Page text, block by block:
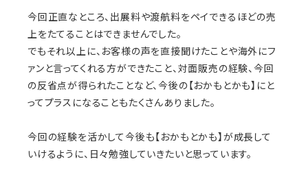
今回正直なところ、出展料や渡航料をペイできるほどの売
上をたてることはできませんでした。
でもそれ以上に、お客様の声を直接聞けたことや海外にフ
ァンと言ってくれる方ができたこと、対面販売の経験、今回
の反省点が得られたことなど、今後の【おかもとかも】にと
ってプラスになることもたくさんありました。
今回の経験を活かして今後も【おかもとかも】が成長して
いけるように、日々勉強していきたいと思っています。